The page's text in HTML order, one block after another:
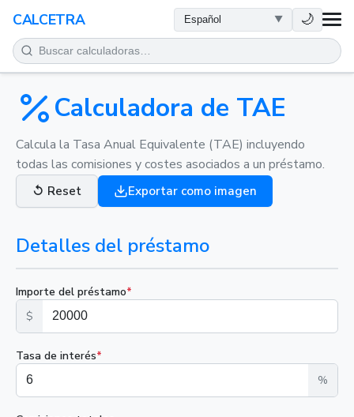
CALCETRA 🌙
MATEMÁTICAS
CONVERSIONES
CIENCIA
COTIDIANO
Calculadora de TAE
Calcula la Tasa Anual Equivalente (TAE) incluyendo
todas las comisiones y costes asociados a un préstamo.
↺ Reset Exportar como imagen
Detalles del préstamo
Importe del préstamo*
$
Tasa de interés*
%